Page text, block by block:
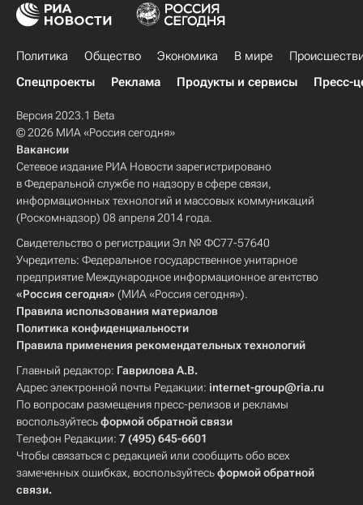
Политика Общество Экономика В мире
Спецпроекты
Реклама Продукты и сервисы Пресс-
Версия 2023.1 Beta
© 2026 МИА «Россия сегодня»
Вакансии
Сетевое издание РИА Новости зарегистрировано
в Федеральной службе по надзору в сфере связи,
информационных технологий и массовых коммуникаций
(Роскомнадзор) 08 апреля 2014 года.
Свидетельство о регистрации Эл № ФС77-57640
Учредитель: Федеральное государственное унитарное
предприятие Международное информационное агентство
«Россия сегодня» (МИА «Россия сегодня»).
Правила использования материалов
Политика конфиденциальности
Правила применения рекомендательных технологий
Главный редактор: Гаврилова А.В.
Адрес электронной почты Редакции: internet-group@ria.ru
По вопросам размещения пресс-релизов и рекламы
воспользуйтесьформой обратной связи
Телефон Редакции: 7 (495) 645-6601
Чтобы связаться с редакцией или сообщить обо всех
замеченных ошибках, воспользуйтесьформой обратной
связи.